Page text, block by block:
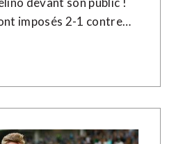
imposés 2-1 contre…